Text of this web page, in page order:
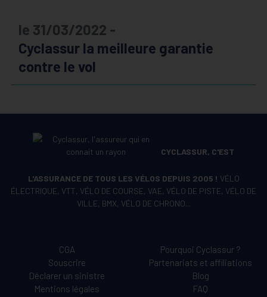
le 31/03/2022 -
Cyclassur la meilleure garantie
contre le vol
CYCLASSUR, C'EST
L'ASSURANCE DE TOUS LES VÉLOS DEPUIS 2005 ! VÉLO
ÉLECTRIQUE, VTT, VÉLO DE COURSE, VAE, VÉLO DE PISTE, VÉLO DE
VILLE, BMX, VÉLO DE CHRONO...
CGA
Souscrire
Déclarer un sinistre
Mentions légales
Pourquoi Cyclassur ?
Partenariats et affiliations
Blog
FAQ